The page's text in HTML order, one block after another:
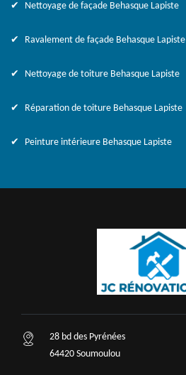
Nettoyage de façade Behasque Lapiste
Ravalement de façade Behasque Lapiste
Nettoyage de toiture Behasque Lapiste
Réparation de toiture Behasque Lapiste
Peinture intérieure Behasque Lapiste
28 bd des Pyrénées
64420 Soumoulou